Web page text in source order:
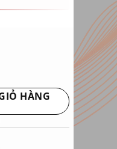
HÀNG